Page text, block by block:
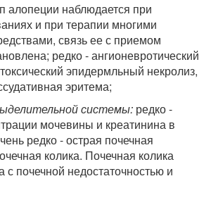
алопеции наблюдается при
и при терапии многими
связь ее с приемом
редко - ангионевротический
эпидермльный некролиз,
эритема;
системы: редко -
мочевины и креатинина в
редко - острая почечная
колика. Почечная колика
с почечной недостаточностью и